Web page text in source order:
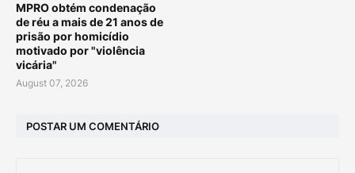
MPRO obtém condenação
de réu a mais de 21 anos de
prisão por homicídio
motivado por "violência
vicária"
August 07, 2026
POSTAR UM COMENTÁRIO